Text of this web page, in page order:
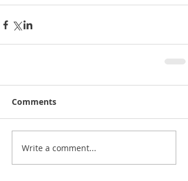
Comments
Write a comment...